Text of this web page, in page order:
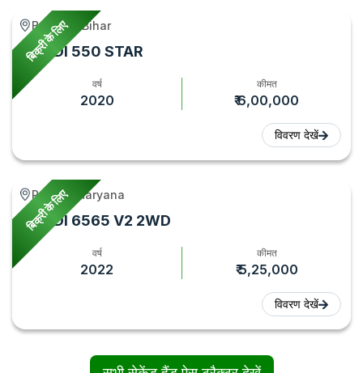
बिक्री के लिए
Barauni, Bihar
Ace DI 550 STAR
वर्ष
2020
कीमत
₹ 6,00,000
विवरण देखें
बिक्री के लिए
Rewari, Haryana
Ace DI 6565 V2 2WD
वर्ष
2022
कीमत
₹ 5,25,000
विवरण देखें